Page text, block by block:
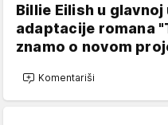
Billie Eilish u
adaptacije romana
znamo o novom
Komentariši